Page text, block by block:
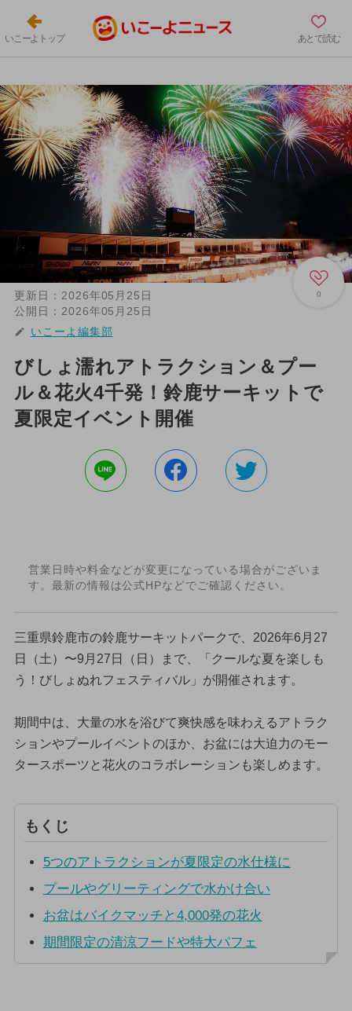
いこーよトップ あとで読む
0
更新日： 2026年05月25日
公開日： 2026年05月25日
いこーよ編集部
びしょ濡れアトラクション＆プー
ル＆花火4千発！鈴鹿サーキットで
夏限定イベント開催
営業日時や料金などが変更になっている場合がございま
す。最新の情報は公式HPなどでご確認ください。
三重県鈴鹿市の鈴鹿サーキットパークで、2026年6月27
日（土）〜9月27日（日）まで、「クールな夏を楽しも
う！びしょぬれフェスティバル」が開催されます。
期間中は、大量の水を浴びて爽快感を味わえるアトラク
ションやプールイベントのほか、お盆には大迫力のモー
タースポーツと花火のコラボレーションも楽しめます。
もくじ
5つのアトラクションが夏限定の水仕様に
プールやグリーティングで水かけ合い
お盆はバイクマッチと4,000発の花火
期間限定の清涼フードや特大パフェ